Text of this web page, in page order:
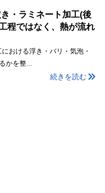
・ラミネート加工(後
程ではなく、熱が流れ
おける浮き・バリ・気泡・
かを整...
続きを読む